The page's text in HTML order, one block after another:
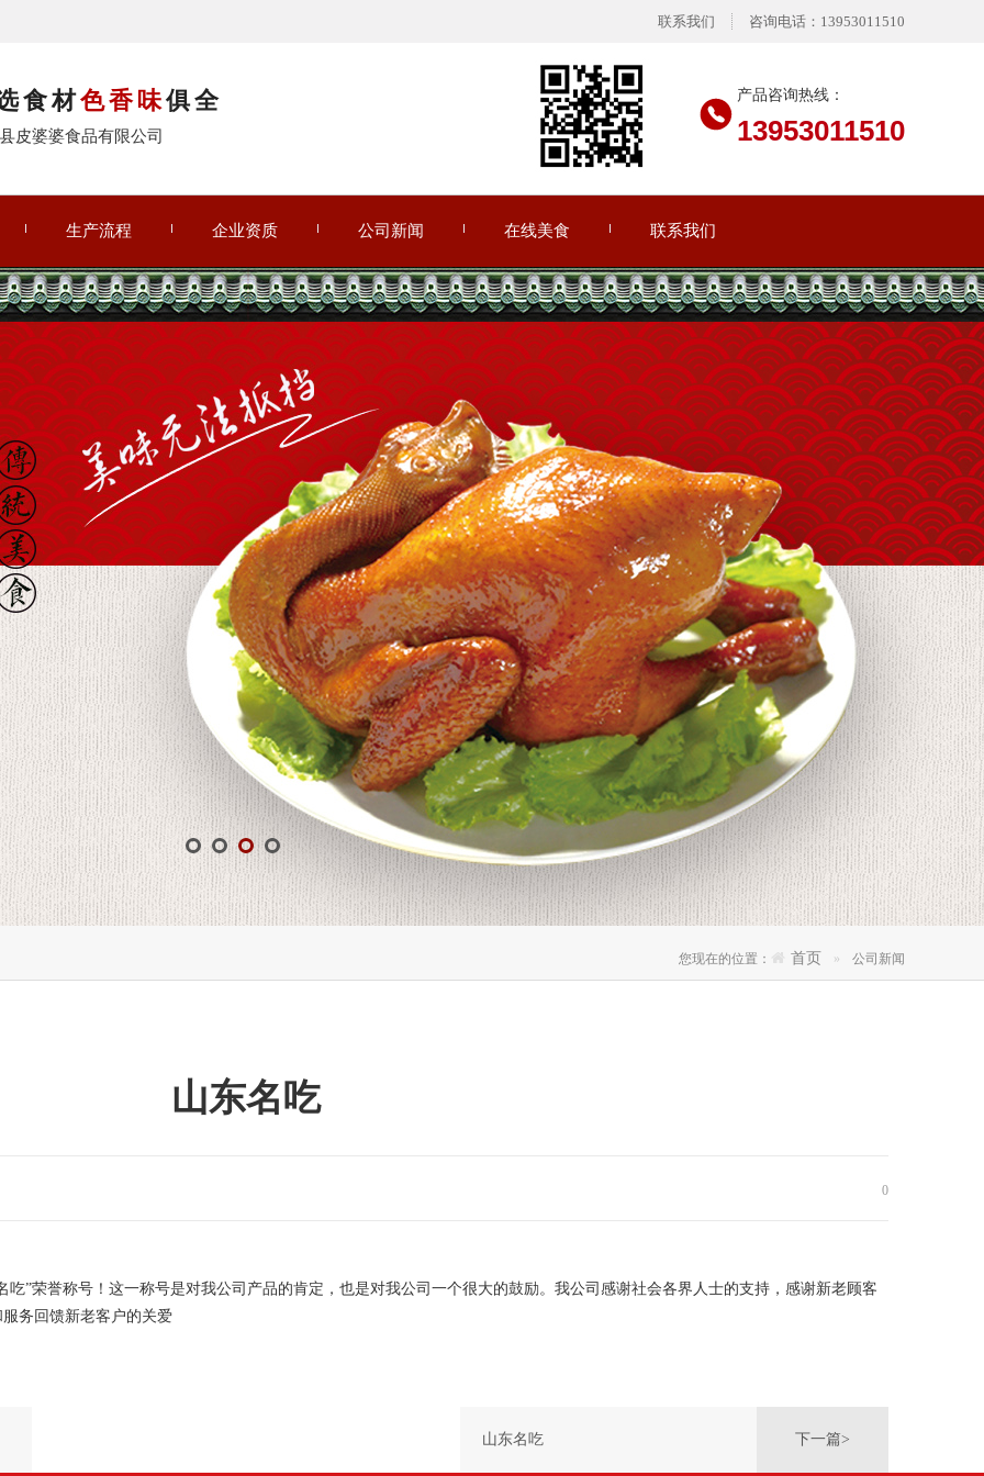
联系我们 咨询电话：13953011510
食材色香味俱全
皮婆婆食品有限公司
产品咨询热线：
13953011510
生产流程 企业资质 公司新闻 在线美食 联系我们
您现在的位置： 首页 公司新闻
山东名吃
0
”荣誉称号！这一称号是对我公司产品的肯定，也是对我公司一个很大的鼓励。我公司感谢社会各界人士的支持，感谢新老顾客
务回馈新老客户的关爱
下一篇>
山东名吃